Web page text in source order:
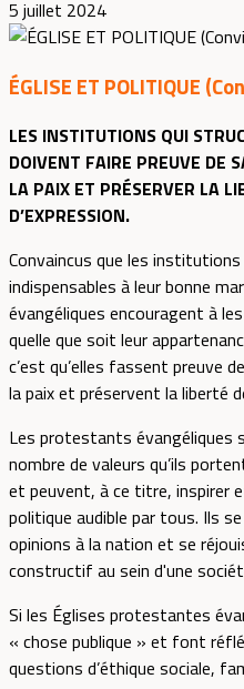
5 juillet 2024
ÉGLISE ET POLITIQUE
LES INSTITUTIONS QUI
DOIVENT FAIRE PREUVE DE
LA PAIX ET PRÉSERVER LA
D’EXPRESSION.
Convaincus que les
indispensables à leur bonne
évangéliques encouragent à
quelle que soit leur
c’est qu’elles fassent preuve
la paix et préservent la liberté
Les protestants évangéliques
nombre de valeurs qu’ils
et peuvent, à ce titre, inspirer
politique audible par tous. Ils
opinions à la nation et se
constructif au sein d'une
Si les Églises protestantes
« chose publique » et font
questions d’éthique sociale,